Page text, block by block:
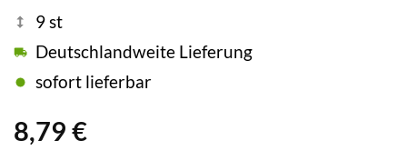
8,79 €
9 st
Deutschlandweite Lieferung
sofort lieferbar